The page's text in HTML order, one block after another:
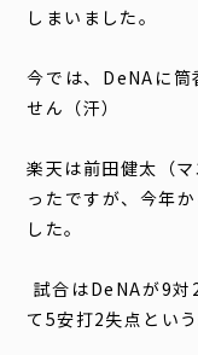
しまいました。
今では、 DeNA に
せん（汗）
楽天は前田健太（
ったですが、今年
した。
試合はDeNAが9対
て 5安打2失点とい